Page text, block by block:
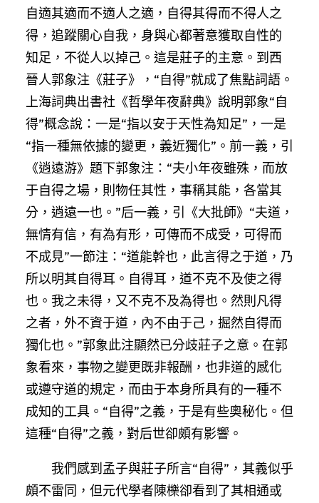
自適其適而不適人之適，自得其得而不得人之
得，追蹤關心自我，身與心都著意獲取自性的
知足，不從人以掉己。這是莊子的主意。到西
晉人郭象注《莊子》，“自得”就成了焦點詞語。
上海詞典出書社《哲學年夜辭典》說明郭象“自
得”概念說：一是“指以安于天性為知足”，一是
“指一種無依據的變更，義近獨化”。前一義，引
《逍遠游》題下郭象注：“夫小年夜雖殊，而放
于自得之場，則物任其性，事稱其能，各當其
分，逍遠一也。”后一義，引《大批師》“夫道，
無情有信，有為有形，可傳而不成受，可得而
不成見”一節注：“道能幹也，此言得之于道，乃
所以明其自得耳。自得耳，道不克不及使之得
也。我之未得，又不克不及為得也。然則凡得
之者，外不資于道，內不由于己，掘然自得而
獨化也。”郭象此注顯然已分歧莊子之意。在郭
象看來，事物之變更既非報酬，也非道的感化
或遵守道的規定，而由于本身所具有的一種不
成知的工具。“自得”之義，于是有些奧秘化。但
這種“自得”之義，對后世卻頗有影響。
我們感到孟子與莊子所言“自得”，其義似乎
頗不雷同，但元代學者陳櫟卻看到了其相通或